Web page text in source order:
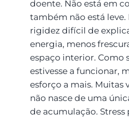
doente. Não está em
também não está leve.
rigidez difícil de
energia, menos
espaço interior. Como
estivesse a funcionar,
esforço a mais. Muitas
não nasce de uma
de acumulação.